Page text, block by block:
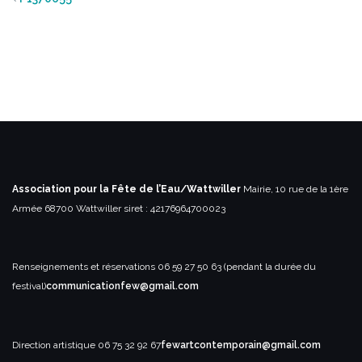
Association pour la Fête de l’Eau/Wattwiller Mairie, 10 rue de la 1ère
Armée 68700 Wattwillersiret : 42176964700023
Renseignements et réservations 06 59 27 50 63 (pendant la durée du
festival)communicationfew@gmail.com
Direction artistique 06 75 32 92 67fewartcontemporain@gmail.com